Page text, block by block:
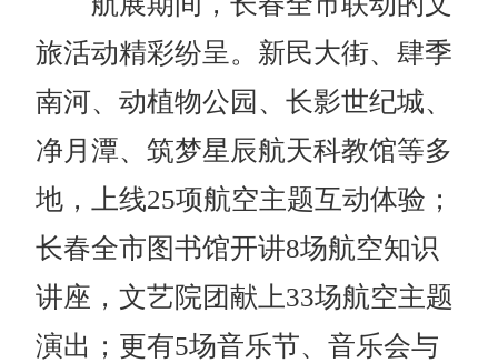
旅活动精彩纷呈。新民大街、肆季
南河、动植物公园、长影世纪城、
净月潭、筑梦星辰航天科教馆等多
地，上线25项航空主题互动体验；
长春全市图书馆开讲8场航空知识
讲座，文艺院团献上33场航空主题
演出；更有5场音乐节、音乐会与